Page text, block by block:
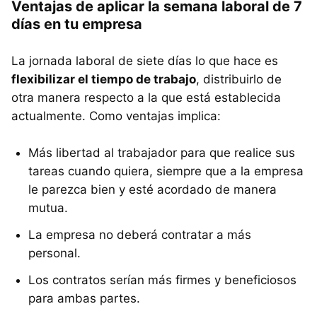
Ventajas de aplicar la semana laboral de 7
días en tu empresa
La jornada laboral de siete días lo que hace es
flexibilizar el tiempo de trabajo, distribuirlo de
otra manera respecto a la que está establecida
actualmente. Como ventajas implica:
Más libertad al trabajador para que realice sus
tareas cuando quiera, siempre que a la empresa
le parezca bien y esté acordado de manera
mutua.
La empresa no deberá contratar a más
personal.
Los contratos serían más firmes y beneficiosos
para ambas partes.